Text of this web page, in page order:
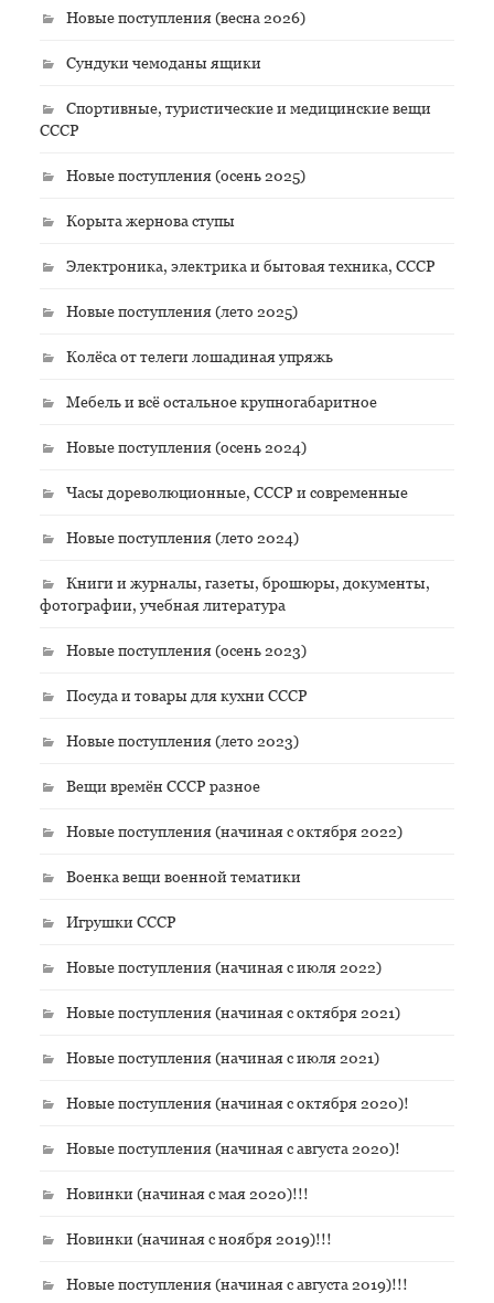
Новые поступления (весна 2026)
Сундуки чемоданы ящики
Спортивные, туристические и медицинские вещи
СССР
Новые поступления (осень 2025)
Корыта жернова ступы
Электроника, электрика и бытовая техника, СССР
Новые поступления (лето 2025)
Колёса от телеги лошадиная упряжь
Мебель и всё остальное крупногабаритное
Новые поступления (осень 2024)
Часы дореволюционные, СССР и современные
Новые поступления (лето 2024)
Книги и журналы, газеты, брошюры, документы,
фотографии, учебная литература
Новые поступления (осень 2023)
Посуда и товары для кухни СССР
Новые поступления (лето 2023)
Вещи времён СССР разное
Новые поступления (начиная с октября 2022)
Военка вещи военной тематики
Игрушки СССР
Новые поступления (начиная с июля 2022)
Новые поступления (начиная с октября 2021)
Новые поступления (начиная с июля 2021)
Новые поступления (начиная с октября 2020)!
Новые поступления (начиная с августа 2020)!
Новинки (начиная с мая 2020)!!!
Новинки (начиная с ноября 2019)!!!
Новые поступления (начиная с августа 2019)!!!